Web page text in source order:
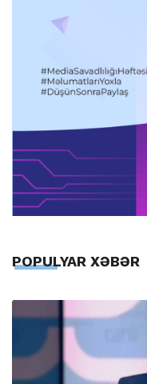
POPULYAR XƏBƏR